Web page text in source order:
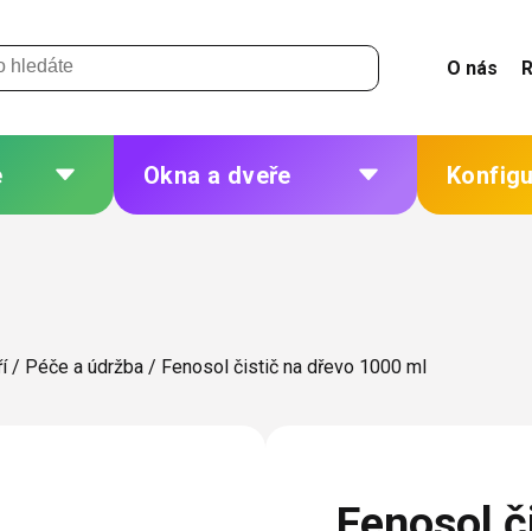
O nás
Okna a dveře
Ocelová okna a dveře
/ Péče a údržba / Fenosol čistič na dřevo 1000 ml